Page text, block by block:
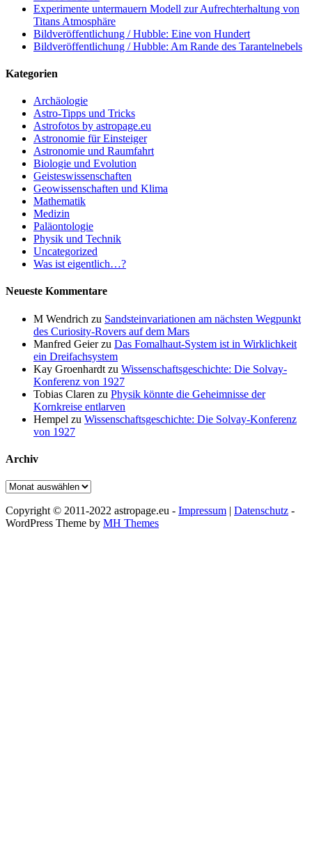
Experimente untermauern Modell zur Aufrechterhaltung von
Titans Atmosphäre
Bildveröffentlichung / Hubble: Eine von Hundert
Bildveröffentlichung / Hubble: Am Rande des Tarantelnebels
Kategorien
Archäologie
Astro-Tipps und Tricks
Astrofotos by astropage.eu
Astronomie für Einsteiger
Astronomie und Raumfahrt
Biologie und Evolution
Geisteswissenschaften
Geowissenschaften und Klima
Mathematik
Medizin
Paläontologie
Physik und Technik
Uncategorized
Was ist eigentlich…?
Neueste Kommentare
M Wendrich zu Sandsteinvariationen am nächsten Wegpunkt
des Curiosity-Rovers auf dem Mars
Manfred Geierzu Das Fomalhaut-System ist in Wirklichkeit
ein Dreifachsystem
Kay Groenhardt zu Wissenschaftsgeschichte: Die Solvay-
Konferenz von 1927
Tobias Claren zu Physik könnte die Geheimnisse der
Kornkreise entlarven
Hempel zu Wissenschaftsgeschichte: Die Solvay-Konferenz
von 1927
Archiv
Archiv
Copyright © 2011-2022 astropage.eu - Impressum | Datenschutz -
WordPress Theme by MH Themes